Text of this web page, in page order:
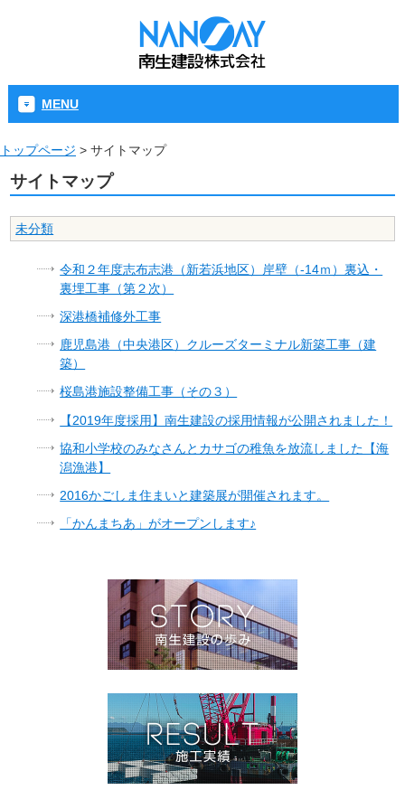
MENU
トップページ > サイトマップ
サイトマップ
未分類
令和２年度志布志港（新若浜地区）岸壁（-14ｍ）裏込・
裏埋工事（第２次）
深港橋補修外工事
鹿児島港（中央港区）クルーズターミナル新築工事（建
築）
桜島港施設整備工事（その３）
【2019年度採用】南生建設の採用情報が公開されました！
協和小学校のみなさんとカサゴの稚魚を放流しました【海
潟漁港】
2016かごしま住まいと建築展が開催されます。
「かんまちあ」がオープンします♪